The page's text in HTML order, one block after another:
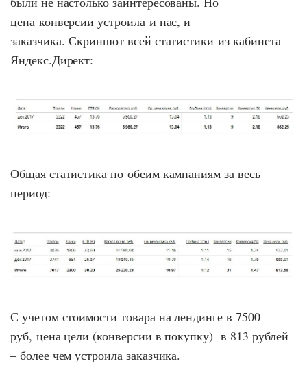
цена конверсии устроила и нас, и
заказчика. Скриншот всей статистики из кабинета
Яндекс.Директ:
Общая статистика по обеим кампаниям за весь
период:
С учетом стоимости товара на лендинге в 7500
руб, цена цели (конверсии в покупку) в 813 рублей
– более чем устроила заказчика.